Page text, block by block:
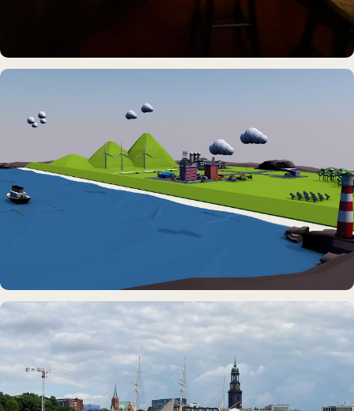
Hamburgs kleinste Karaoke-Bar
DAUERAUSSTELLUNG · VR
Erlebnisraum Büsum